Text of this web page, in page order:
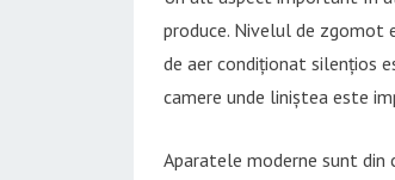
produce. Nivelul de zgomot
de aer condiționat silențios
camere unde liniștea este
Aparatele moderne sunt din